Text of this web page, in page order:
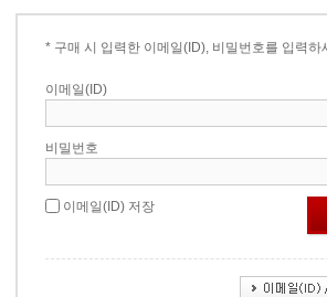
* 구매 시 입력한 이메일(ID), 비밀번호를 입력하
이메일(ID)
비밀번호
이메일(ID) 저장